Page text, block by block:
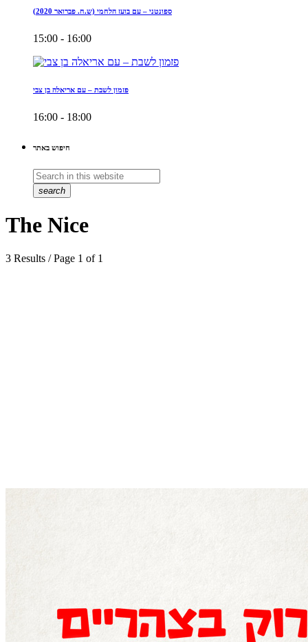
ספונטני – עם בועז הלחמי (ש.ח. פברואר 2020)
15:00 - 16:00
פזמון לשבת – עם אריאלה בן צבי
16:00 - 18:00
חיפוש באתר
search
The Nice
3 Results / Page 1 of 1